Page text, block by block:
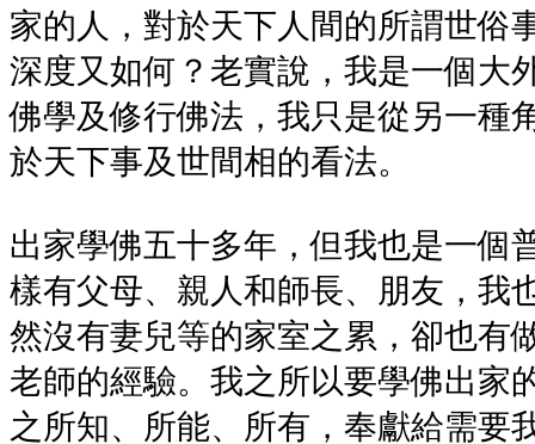
家的人，對於天下人間的所謂世俗
深度又如何？老實說，我是一個大
佛學及修行佛法，我只是從另一種
於天下事及世間相的看法。
出家學佛五十多年，但我也是一個
樣有父母、親人和師長、朋友，我
然沒有妻兒等的家室之累，卻也有
老師的經驗。我之所以要學佛出家
之所知、所能、所有，奉獻給需要